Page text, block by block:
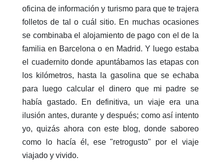
oficina de información y turismo para que te trajera
folletos de tal o cuál sitio. En muchas ocasiones
se combinaba el alojamiento de pago con el de la
familia en Barcelona o en Madrid. Y luego estaba
el cuadernito donde apuntábamos las etapas con
los kilómetros, hasta la gasolina que se echaba
para luego calcular el dinero que mi padre se
había gastado. En definitiva, un viaje era una
ilusión antes, durante y después; como así intento
yo, quizás ahora con este blog, donde saboreo
como lo hacía él, ese "retrogusto" por el viaje
viajado y vivido.